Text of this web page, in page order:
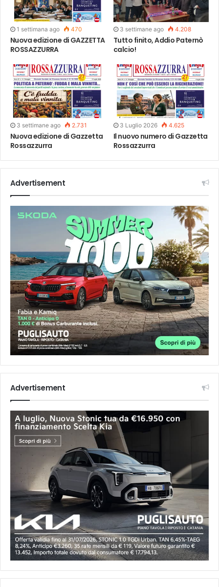
1 settimana ago 470
Nuova edizione di GAZZETTA
ROSSAZZURRA
3 settimane ago 4.208
Tutto finito, Addio Paternò
calcio!
3 settimane ago 2.731
Nuova edizione di Gazzetta
Rossazzurra
3 Luglio 2026 4.625
Il nuovo numero di Gazzetta
Rossazzurra
Advertisement
Advertisement